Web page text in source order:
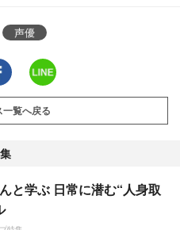
声優
一覧へ戻る
と学ぶ 日常に潜む“人身取